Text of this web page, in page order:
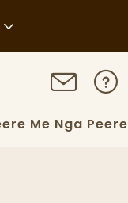
Me Nga Peere